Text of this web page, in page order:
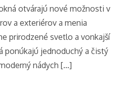
otvárajú nové možnosti v
a exteriérov a menia
prirodzené svetlo a vonkajší
ponúkajú jednoduchý a čistý
nádych […]